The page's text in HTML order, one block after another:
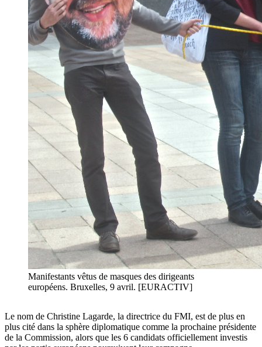
Manifestants vêtus de masques des dirigeants
européens. Bruxelles, 9 avril. [EURACTIV]
Le nom de Christine Lagarde, la directrice du FMI, est de plus en
plus cité dans la sphère diplomatique comme la prochaine présidente
de la Commission, alors que les 6 candidats officiellement investis